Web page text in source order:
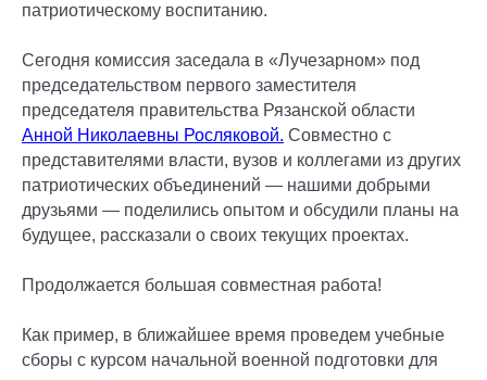
патриотическому воспитанию.
Сегодня комиссия заседала в «Лучезарном» под
председательством первого заместителя
председателя правительства Рязанской области
Анной Николаевны Росляковой. Совместно с
представителями власти, вузов и коллегами из других
патриотических объединений — нашими добрыми
друзьями — поделились опытом и обсудили планы на
будущее, рассказали о своих текущих проектах.
Продолжается большая совместная работа!
Как пример, в ближайшее время проведем учебные
сборы с курсом начальной военной подготовки для